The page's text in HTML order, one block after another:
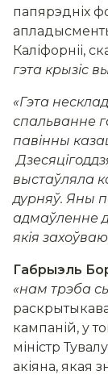
папярэдніх
Каліфорніі,
гэта крызіс
«Гэта
спальванне
павінны
выстаўляла
дурняў. Яны
адмаўленне
якія
Габрыэль
«нам трэба
кампаній, у
міністр
акіяна, якая